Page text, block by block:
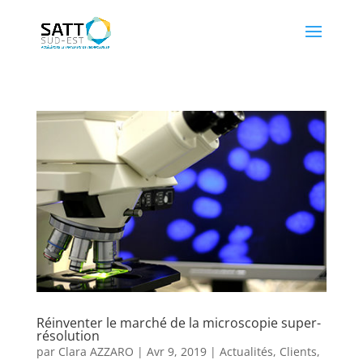
Réinventer le marché de la microscopie super-
résolution
par Clara AZZARO | Avr 9, 2019| Actualités, Clients,